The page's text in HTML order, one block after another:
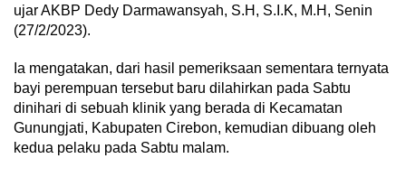
ujar AKBP Dedy Darmawansyah, S.H, S.I.K, M.H, Senin
(27/2/2023).
Ia mengatakan, dari hasil pemeriksaan sementara ternyata
bayi perempuan tersebut baru dilahirkan pada Sabtu
dinihari di sebuah klinik yang berada di Kecamatan
Gunungjati, Kabupaten Cirebon, kemudian dibuang oleh
kedua pelaku pada Sabtu malam.